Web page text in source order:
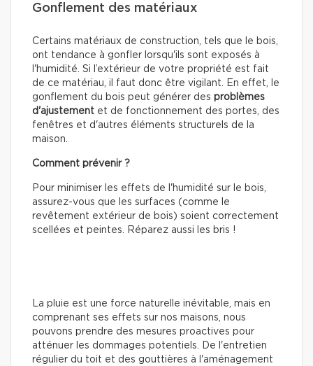
Gonflement des matériaux
Certains matériaux de construction, tels que le bois,
ont tendance à gonfler lorsqu'ils sont exposés à
l'humidité. Si l’extérieur de votre propriété est fait
de ce matériau, il faut donc être vigilant. En effet, le
gonflement du bois peut générer des problèmes
d'ajustement et de fonctionnement des portes, des
fenêtres et d'autres éléments structurels de la
maison.
Comment prévenir ?
Pour minimiser les effets de l'humidité sur le bois,
assurez-vous que les surfaces (comme le
revêtement extérieur de bois) soient correctement
scellées et peintes. Réparez aussi les bris !
La pluie est une force naturelle inévitable, mais en
comprenant ses effets sur nos maisons, nous
pouvons prendre des mesures proactives pour
atténuer les dommages potentiels. De l'entretien
régulier du toit et des gouttières à l'aménagement